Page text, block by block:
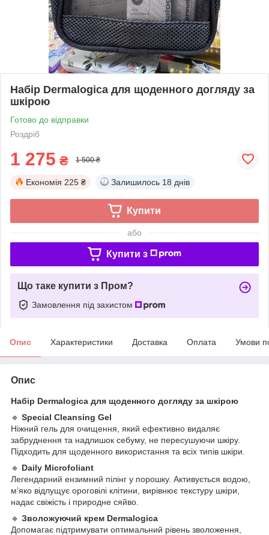
Набір Dermalogica для щоденного догляду за
шкірою
Готово до відправки
Роздріб
1 275 ₴ 1 500 ₴
Економія 225 ₴ Залишилось 18 днів
Купити
або
Купити з
Що таке купити з Пром?
Замовлення під захистом
Опис Характеристики Доставка Оплата Умови
Опис
Набір Dermalogica для щоденного догляду за шкірою
🔹 Special Cleansing Gel
Ніжний гель для очищення, який ефективно видаляє
забруднення та надлишок себуму, не пересушуючи шкіру.
Підходить для щоденного використання та всіх типів шкіри.
🔹 Daily Microfoliant
Легендарний ензимний пілінг у порошку. Активується водою,
м’яко відлущує ороговілі клітини, вирівнює текстуру шкіри,
надає свіжість і природне сяйво.
🔹 Зволожуючий крем Dermalogica
Допомагає підтримувати оптимальний рівень зволоження,